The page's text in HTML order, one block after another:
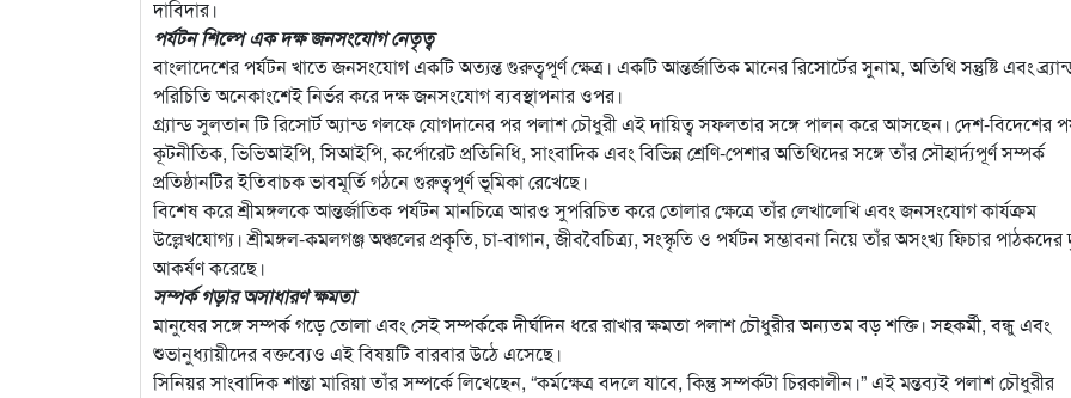
দাবিদার।
পর্যটন শিল্পে এক দক্ষ জনসংযোগ নেতৃত্ব
বাংলাদেশের পর্যটন খাতে জনসংযোগ একটি অত্যন্ত গুরুত্বপূর্ণ ক্ষেত্র। একটি আন্তর্জাতিক মানের রিসোর্টের সুনাম, অতিথি সন্তুষ্টি এবং
পরিচিতি অনেকাংশেই নির্ভর করে দক্ষ জনসংযোগ ব্যবস্থাপনার ওপর।
গ্র্যান্ড সুলতান টি রিসোর্ট অ্যান্ড গলফে যোগদানের পর পলাশ চৌধুরী এই দায়িত্ব সফলতার সঙ্গে পালন করে আসছেন। দেশ-বিদেশের
কূটনীতিক, ভিভিআইপি, সিআইপি, কর্পোরেট প্রতিনিধি, সাংবাদিক এবং বিভিন্ন শ্রেণি-পেশার অতিথিদের সঙ্গে তাঁর সৌহার্দ্যপূর্ণ সম্পর্ক
প্রতিষ্ঠানটির ইতিবাচক ভাবমূর্তি গঠনে গুরুত্বপূর্ণ ভূমিকা রেখেছে।
বিশেষ করে শ্রীমঙ্গলকে আন্তর্জাতিক পর্যটন মানচিত্রে আরও সুপরিচিত করে তোলার ক্ষেত্রে তাঁর লেখালেখি এবং জনসংযোগ কার্যক্রম
উল্লেখযোগ্য। শ্রীমঙ্গল-কমলগঞ্জ অঞ্চলের প্রকৃতি, চা-বাগান, জীববৈচিত্র্য, সংস্কৃতি ও পর্যটন সম্ভাবনা নিয়ে তাঁর অসংখ্য ফিচার পাঠকদের
আকর্ষণ করেছে।
সম্পর্ক গড়ার অসাধারণ ক্ষমতা
মানুষের সঙ্গে সম্পর্ক গড়ে তোলা এবং সেই সম্পর্ককে দীর্ঘদিন ধরে রাখার ক্ষমতা পলাশ চৌধুরীর অন্যতম বড় শক্তি। সহকর্মী, বন্ধু এবং
শুভানুধ্যায়ীদের বক্তব্যেও এই বিষয়টি বারবার উঠে এসেছে।
সিনিয়র সাংবাদিক শান্তা মারিয়া তাঁর সম্পর্কে লিখেছেন, “কর্মক্ষেত্র বদলে যাবে, কিন্তু সম্পর্কটা চিরকালীন।” এই মন্তব্যই পলাশ চৌধুরীর